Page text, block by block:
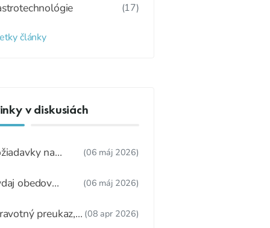
(17)
články
v diskusiách
na
(06 máj 2026)
obedov
(06 máj 2026)
preukaz,
(08 apr 2026)